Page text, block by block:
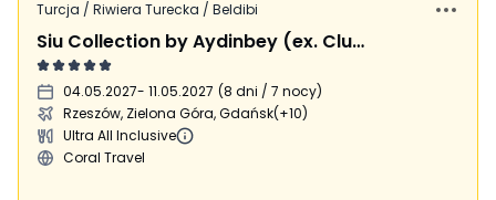
Turcja / Riwiera Turecka / Beldibi
Siu Collection by Aydinbey (ex. Club Zigana)
04.05.2027- 11.05.2027 (8 dni / 7 nocy)
Rzeszów, Zielona Góra, Gdańsk(+10)
Ultra All Inclusive
Coral Travel